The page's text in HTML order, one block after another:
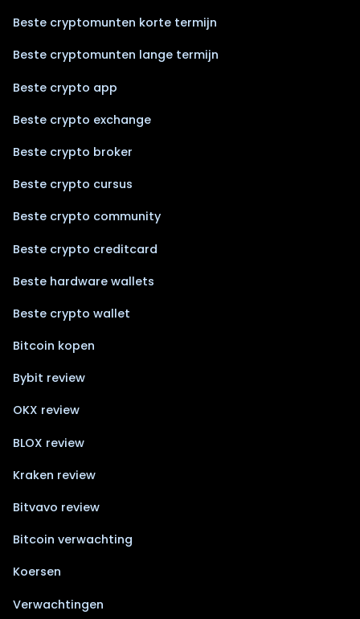
Beste cryptomunten korte termijn
Beste cryptomunten lange termijn
Beste crypto app
Beste crypto exchange
Beste crypto broker
Beste crypto cursus
Beste crypto community
Beste crypto creditcard
Beste hardware wallets
Beste crypto wallet
Bitcoin kopen
Bybit review
OKX review
BLOX review
Kraken review
Bitvavo review
Bitcoin verwachting
Koersen
Verwachtingen